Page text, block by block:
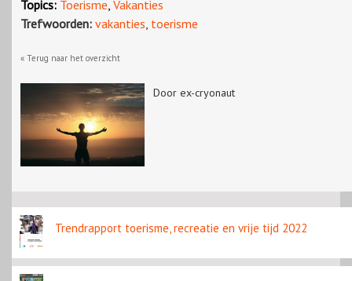
Topics: Toerisme Vakanties
Trefwoorden: vakanties toerisme
« Terug naar het overzicht
Door ex-cryonaut
Trendrapport toerisme, recreatie en vrije tijd 2022